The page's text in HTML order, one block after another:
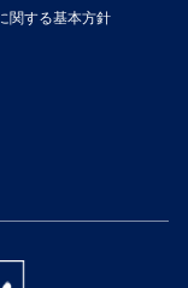
関する基本方針